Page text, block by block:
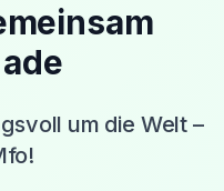
um die Welt –